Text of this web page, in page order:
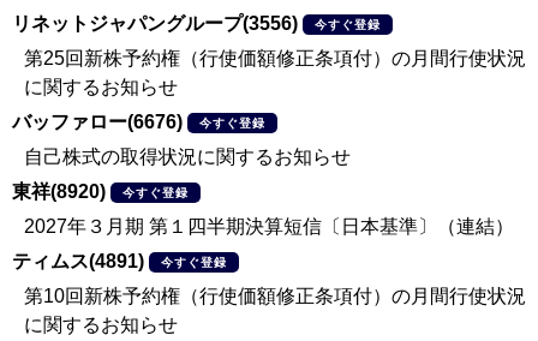
リネットジャパングループ(3556)
今すぐ登録
第25回新株予約権（行使価額修正条項付）の月間行使状況
に関するお知らせ
バッファロー(6676)
今すぐ登録
自己株式の取得状況に関するお知らせ
東祥(8920)
今すぐ登録
2027年３月期 第１四半期決算短信〔日本基準〕（連結）
ティムス(4891)
今すぐ登録
第10回新株予約権（行使価額修正条項付）の月間行使状況
に関するお知らせ